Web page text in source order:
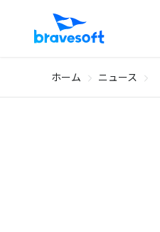
ホーム ニュース